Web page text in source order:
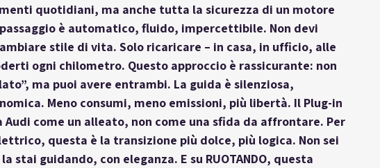
quotidiani, ma anche tutta la sicurezza di un motore
è automatico, fluido, impercettibile. Non devi
stile di vita. Solo ricaricare – in casa, in ufficio, alle
ogni chilometro. Questo approccio è rassicurante: non
ma puoi avere entrambi. La guida è silenziosa,
Meno consumi, meno emissioni, più libertà. Il Plug-in
Audi come un alleato, non come una sfida da affrontare. Per
questa è la transizione più dolce, più logica. Non sei
stai guidando, con eleganza. E su RUOTANDO, questa